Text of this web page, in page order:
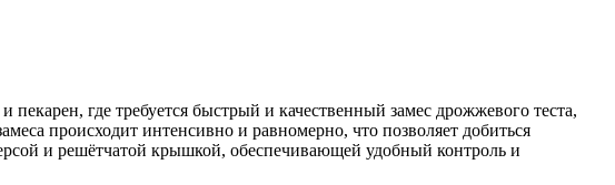
где требуется быстрый и качественный замес дрожжевого теста,
происходит интенсивно и равномерно, что позволяет добиться
и решётчатой крышкой, обеспечивающей удобный контроль и